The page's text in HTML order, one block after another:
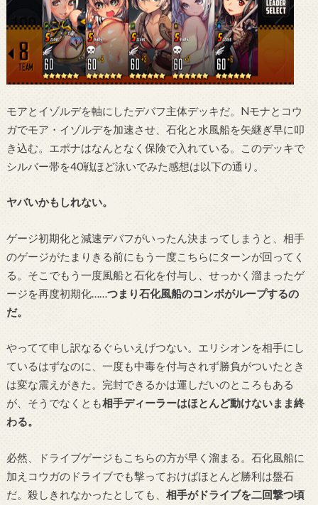
モアとイゾルデを軸にしたデバフ主体デッキだ。Nモナとコウ
ガでモア・イゾルデを加速させ、石化と水風船を矢継ぎ早に叩
き込む。エポナはなんとなく保険で入れている。このデッキで
シルバー帯を40戦ほど泳いでみた感想は以下の通り。
ヤバいかもしれない。
ゲージ初期化と減速デバフがいったん決まってしまうと、相手
のゲージがたまりきる前にもう一度こちらにターンが回ってく
る。そこでもう一度風船と石化を付与し、せっかく溜まったゲ
ージを再度初期化……つまり石化風船のコンボがループするの
だ。
やってて申し訳なるぐらいえげつない。エリシオンを相手にし
ているはずなのに、一度も中毒を付与されず勝負がついたとき
は変な震えがきた。完封できるかは運しだいのところもある
が、そうでなくとも相手ディーラーはほとんど動けないまま終
わる。
必然、ドライブゲージもこちらの方が早く溜まる。石化風船に
加えコウガのドライブでも撃っておけばほとんど勝利は盤石
だ。殺しきれなかったとしても、 相手がドライブを二回撃つ頃